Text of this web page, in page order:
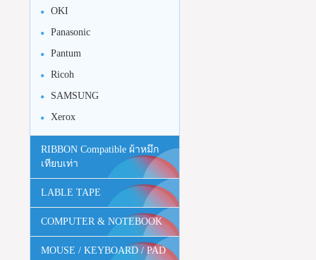
OKI
Panasonic
Pantum
Ricoh
SAMSUNG
Xerox
RIBBON Compatible ผ้าหมึก
เทียบเท่า
LABLE TAPE
COMPUTER & NOTEBOOK
MOUSE / KEYBOARD / PAD